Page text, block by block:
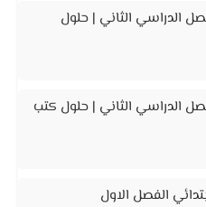
الدراسي الثاني | حلول
الدراسي الثاني | حلول كتب
الفصل الاول